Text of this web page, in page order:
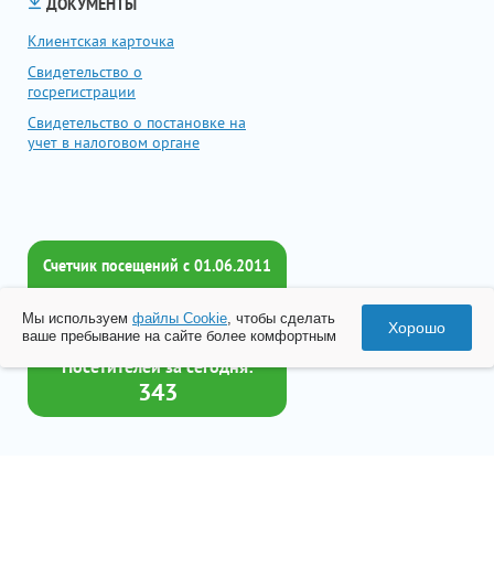
ДОКУМЕНТЫ
Клиентская карточка
Свидетельство о
госрегистрации
Свидетельство о постановке на
учет в налоговом органе
Счетчик посещений c 01.06.2011
Всего посетителей:
2018211
Посетителей за сегодня:
343
Мы используем файлы Cookie, чтобы сделать
ваше пребывание на сайте более комфортным
Хорошо